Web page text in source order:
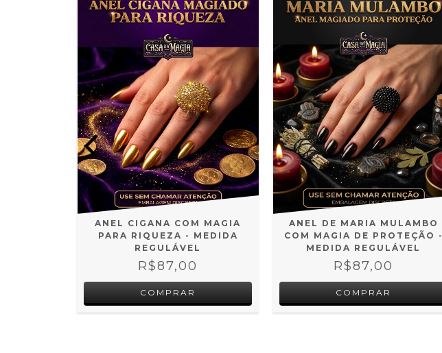
ANEL CIGANA COM MAGIA
PARA RIQUEZA - MEDIDA
REGULÁVEL
R$87,00
ANEL DE MARIA MULAMBO
COM MAGIA DE PROTEÇÃO -
MEDIDA REGULÁVEL
R$87,00